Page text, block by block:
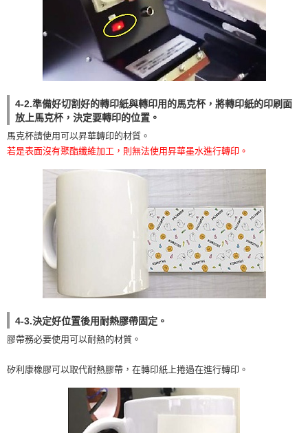
4-2.準備好切割好的轉印紙與轉印用的馬克杯，將轉印紙的印刷面
放上馬克杯，決定要轉印的位置。
馬克杯請使用可以昇華轉印的材質。
若是表面沒有聚酯纖維加工，則無法使用昇華墨水進行轉印。
4-3.決定好位置後用耐熱膠帶固定。
膠帶務必要使用可以耐熱的材質。
矽利康橡膠可以取代耐熱膠帶，在轉印紙上捲過在進行轉印。